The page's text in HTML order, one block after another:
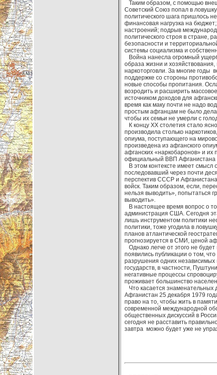
Таким образом, с помощью
Советский Союз попал в
политического шага пришлось
финансовая нагрузка на
настроений; подрыв
политического строя в стране,
безопасности и
системы социализма и
Война нанесла огромный
образа жизни и
наркоторговли. За многие
поддержке со стороны
новые способы пропитания.
возродить и расширить
источником доходов для
время как маку почти не надо
простым афганцам не было дела
чтобы их семьи не умерли с
К концу XX столетия стало
производила столько
опиума, поступающего на
произведена из афганского
афганских «наркобаронов» и их
официальный ВВП Афганистана
В этом контексте имеет смысл
последовавший через почти
перспектив СССР и
войск. Таким образом, если,
нельзя выводить», попытаться
выводить».
В настоящее время вопрос о
администрация США. Сегодня
лишь инструментом политики
политики, тоже угодила в
планов атлантической
прогнозируется в СМИ, ценой
Однако легче от этого не
появились публикации о том,
разрушения одних независимых
государств, в частности,
негативные процессы
проживает большинство
Что касается знаменательных
Афганистан 25 декабря 1979
право на то, чтобы жить в
современной международной
общественных дискуссий в
сегодня не расставить
завтра можно будет уже не